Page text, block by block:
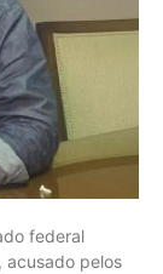
federal
acusado pelos